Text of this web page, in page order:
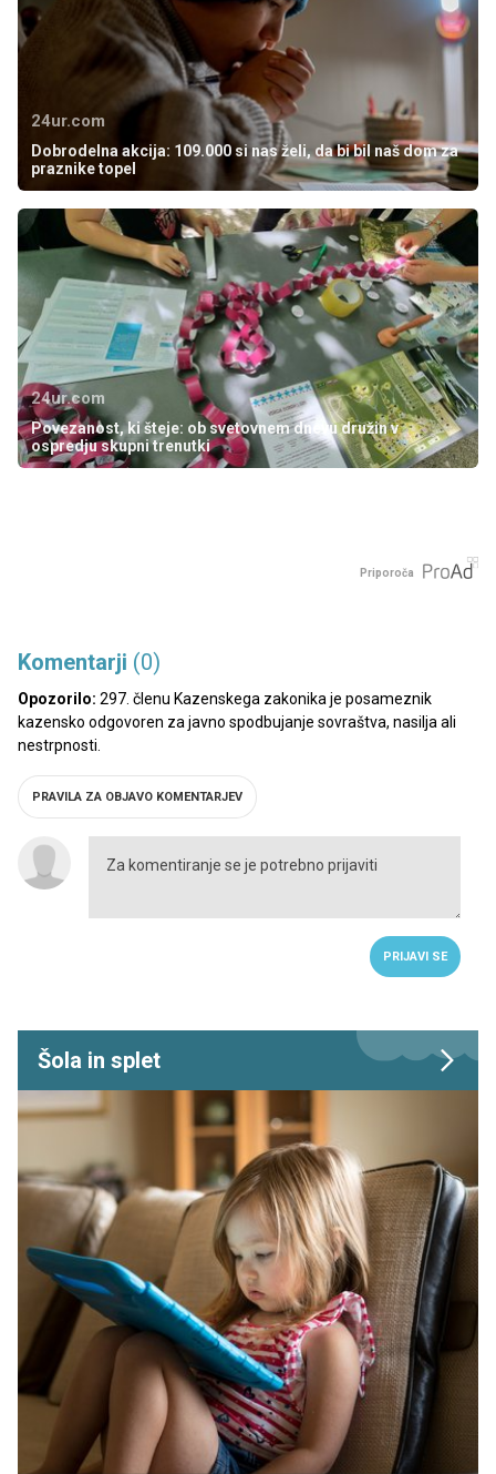
24ur.com
Dobrodelna akcija: 109.000 si nas želi, da bi bil naš dom za
praznike topel
24ur.com
Povezanost, ki šteje: ob svetovnem dnevu družin v
ospredju skupni trenutki
Priporoča
Komentarji (0)
Opozorilo: 297. členu Kazenskega zakonika je posameznik
kazensko odgovoren za javno spodbujanje sovraštva, nasilja ali
nestrpnosti.
PRAVILA ZA OBJAVO KOMENTARJEV
PRIJAVI SE
Šola in splet